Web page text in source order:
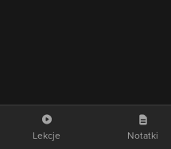
Lekcje Notatki